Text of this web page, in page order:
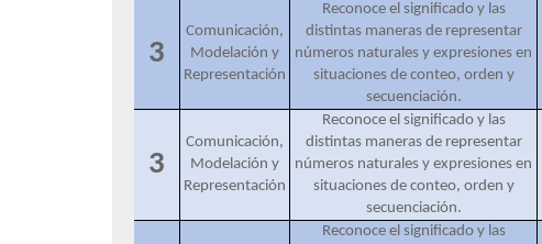
3
Comunicación,
Modelación y
Representación
Reconoce el significado y las
distintas maneras de representar
números naturales y expresiones en
situaciones de conteo, orden y
secuenciación.
3
Comunicación,
Modelación y
Representación
Reconoce el significado y las
distintas maneras de representar
números naturales y expresiones en
situaciones de conteo, orden y
secuenciación.
Reconoce el significado y las